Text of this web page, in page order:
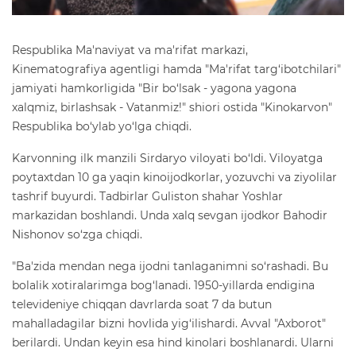
Respublika Ma'naviyat va ma'rifat markazi,
Kinematografiya agentligi hamda "Ma'rifat targ‘ibotchilari"
jamiyati hamkorligida "Bir bo‘lsak - yagona yagona
xalqmiz, birlashsak - Vatanmiz!" shiori ostida "Kinokarvon"
Respublika bo‘ylab yo‘lga chiqdi.
Karvonning ilk manzili Sirdaryo viloyati bo‘ldi. Viloyatga
poytaxtdan 10 ga yaqin kinoijodkorlar, yozuvchi va ziyolilar
tashrif buyurdi. Tadbirlar Guliston shahar Yoshlar
markazidan boshlandi. Unda xalq sevgan ijodkor Bahodir
Nishonov so‘zga chiqdi.
"Ba'zida mendan nega ijodni tanlaganimni so‘rashadi. Bu
bolalik xotiralarimga bog‘lanadi. 1950-yillarda endigina
televideniye chiqqan davrlarda soat 7 da butun
mahalladagilar bizni hovlida yig‘ilishardi. Avval "Axborot"
berilardi. Undan keyin esa hind kinolari boshlanardi. Ularni